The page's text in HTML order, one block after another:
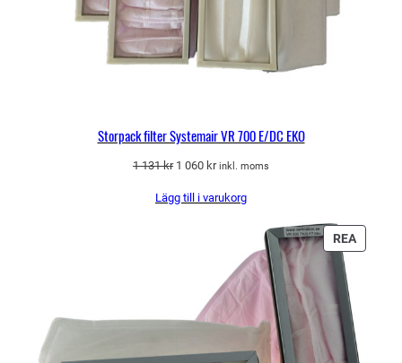
Storpack filter Systemair VR 700 E/DC EKO
1 131kr Det
priset
1 060 krDet
priset
060 kr.
inkl. moms
Lägg till i varukorg
REA
PÅ